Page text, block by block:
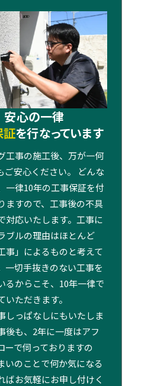
安心の一律
証を行なっています
工事の施工後、万が一何
ご安心ください。 どんな
一律10年の工事保証を付
ますので、工事後の不具
対応いたします。工事に
ブルの理由はほとんど
事」によるものと考えて
一切手抜きのない工事を
るからこそ、10年一律で
いただきます。
しっぱなしにもいたしま
後も、2年に一度はアフ
ーで伺っておりますの
いのことで何か気になる
ばお気軽にお申し付けく